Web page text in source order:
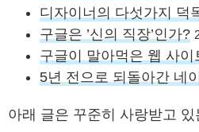
디자이너의 다섯가지 덕
구글은 ’신의 직장’인가?
구글이 말아먹은 웹 사이
5년 전으로 되돌아간 네
아래 글은 꾸준히 사랑받고